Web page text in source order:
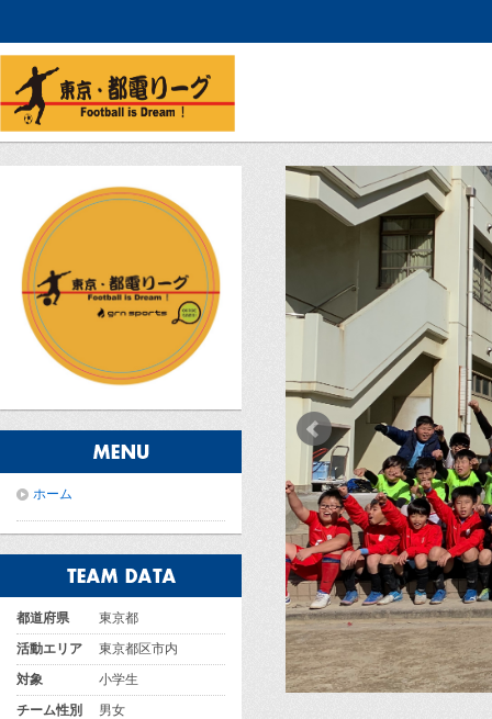
ホーム
都道府県
東京都
活動エリア
東京都区市内
対象
小学生
チーム性別
男女